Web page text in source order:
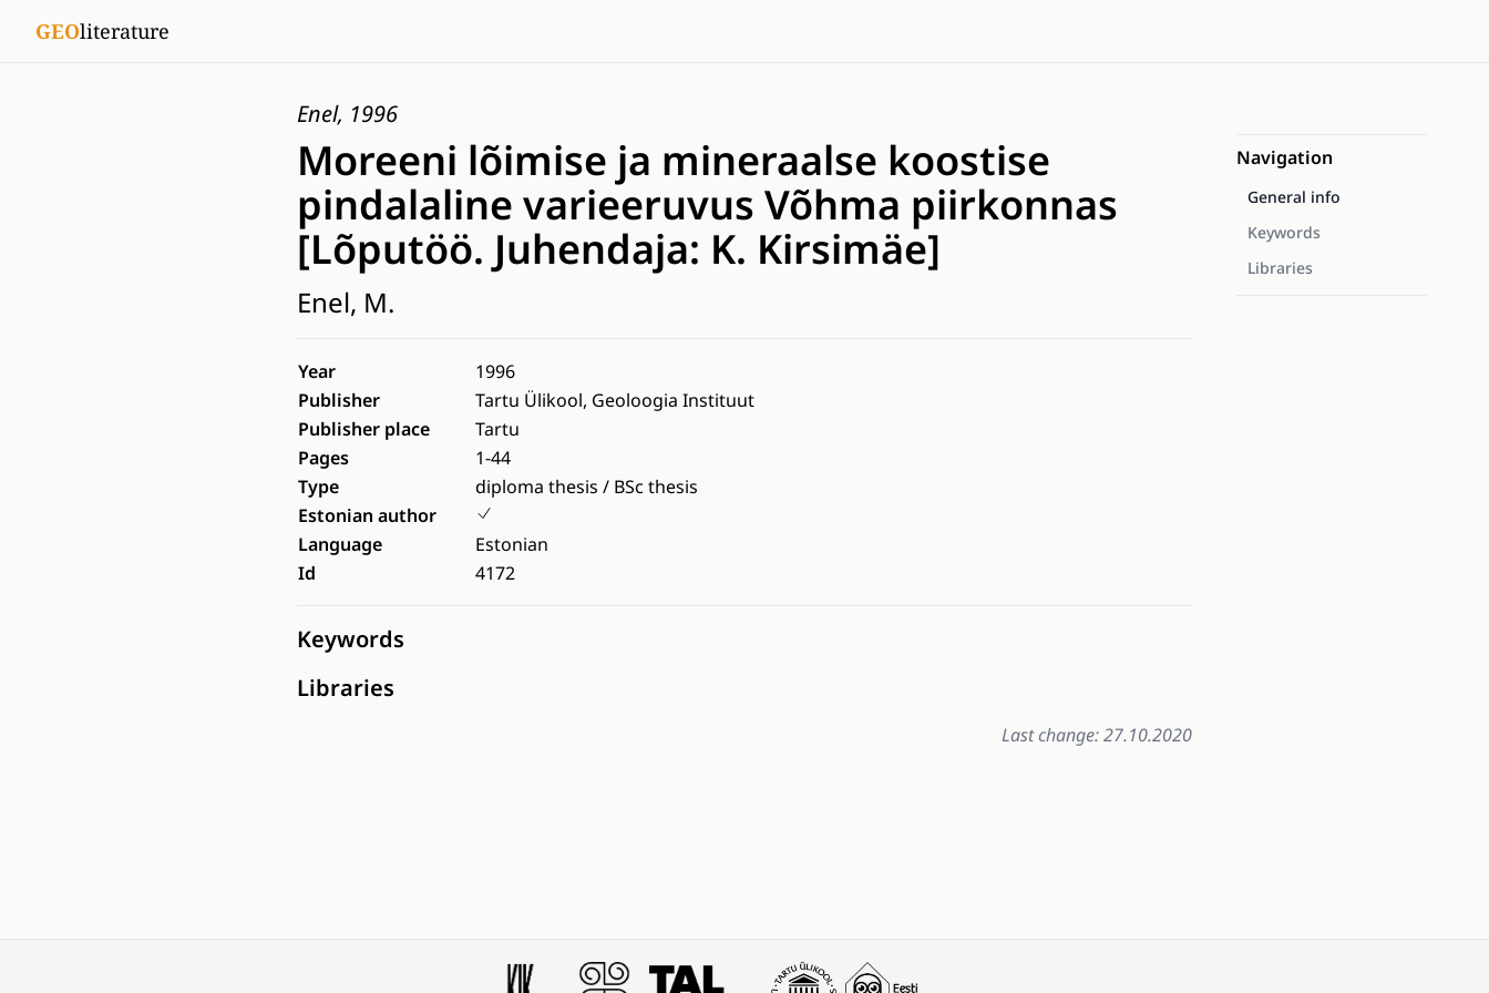
GEOliterature
Enel, 1996
Moreeni lõimise ja mineraalse koostise
pindalaline varieeruvus Võhma piirkonnas
[Lõputöö. Juhendaja: K. Kirsimäe]
Enel, M.
Year
1996
Publisher
Tartu Ülikool, Geoloogia Instituut
Publisher place
Tartu
Pages
1-44
Type
diploma thesis / BSc thesis
Estonian author
Language
Estonian
Id
4172
Keywords
Libraries
Last change: 27.10.2020
Navigation
General info
Keywords
Libraries